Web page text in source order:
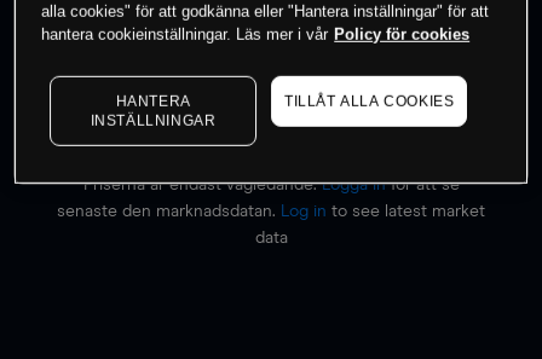
Börja handla
Priserna är endast vägledande.Logga inför att se
senaste den marknadsdatan.
Log in to see latest market
data
alla cookies" för att godkänna eller "Hantera inställningar" för att
hantera cookieinställningar. Läs mer i vår Policy för cookies
HANTERA
INSTÄLLNINGAR
TILLÅT ALLA COOKIES